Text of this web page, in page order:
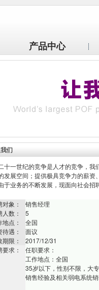
产品中心
们
一世纪的竞争是人才的竞争，我
发展空间；提供极具竞争力的薪资
业务的不断发展，现面向社会招
对象：
销售经理
人数：
5
地点：
全国
待遇：
面议
期限：
2017/12/31
要求：
任职要求：
工作地点：全国
35岁以下，性别不限，大
销售经验及相关弱电系统